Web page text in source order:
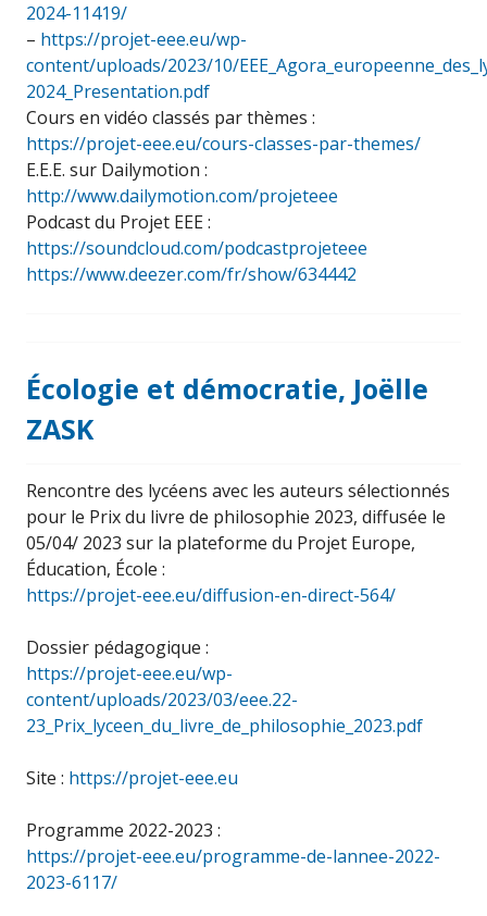
2024-11419/
– https://projet-eee.eu/wp-
content/uploads/2023/10/
2024_Presentation.pdf
Cours en vidéo classés par thèmes :
https://projet-eee.eu/cours-classes-par-themes/
E.E.E. sur Dailymotion :
http://www.dailymotion.com/projeteee
Podcast du Projet EEE :
https://soundcloud.com/podcastprojeteee
https://www.deezer.com/fr/show/634442
Écologie et démocratie, Joëlle
ZASK
Rencontre des lycéens avec les auteurs sélectionnés
pour le Prix du livre de philosophie 2023, diffusée le
05/04/ 2023 sur la plateforme du Projet Europe,
Éducation, École :
https://projet-eee.eu/diffusion-en-direct-564/
Dossier pédagogique :
https://projet-eee.eu/wp-
content/uploads/2023/03/eee.22-
23_Prix_lyceen_du_livre_de_philosophie_2023.pdf
Site : https://projet-eee.eu
Programme 2022-2023 :
https://projet-eee.eu/programme-de-lannee-2022-
2023-6117/